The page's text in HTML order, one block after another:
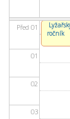
Před 01
01
02
03
ročník